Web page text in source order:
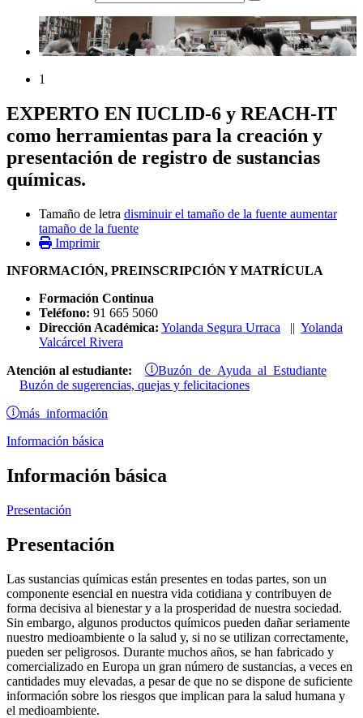
1
EXPERTO EN IUCLID-6 y REACH-IT
como herramientas para la creación y
presentación de registro de sustancias
químicas.
Tamaño de letra disminuir el tamaño de la fuente aumentar
tamaño de la fuente
Imprimir
INFORMACIÓN, PREINSCRIPCIÓN Y MATRÍCULA
Formación Continua
Teléfono: 91 665 5060
Dirección Académica: Yolanda Segura Urraca || Yolanda
Valcárcel Rivera
Atención al estudiante: Buzón de Ayuda al Estudiante
Buzón de sugerencias, quejas y felicitaciones
más información
Información básica
Información básica
Presentación
Presentación
Las sustancias químicas están presentes en todas partes, son un
componente esencial en nuestra vida cotidiana y contribuyen de
forma decisiva al bienestar y a la prosperidad de nuestra sociedad.
Sin embargo, algunos productos químicos pueden dañar seriamente
nuestro medioambiente o la salud y, si no se utilizan correctamente,
pueden ser peligrosos. Durante muchos años, se han fabricado y
comercializado en Europa un gran número de sustancias, a veces en
cantidades muy elevadas, a pesar de que no se dispone de suficiente
información sobre los riesgos que implican para la salud humana y
el medioambiente.